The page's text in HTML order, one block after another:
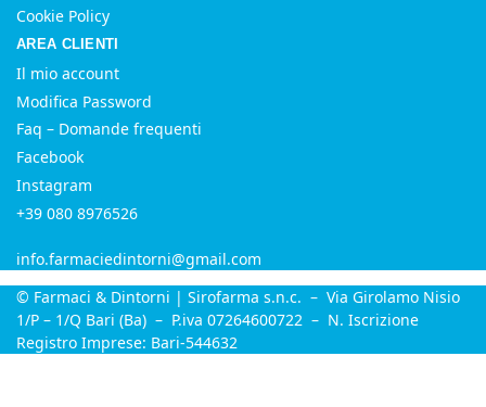
Cookie Policy
AREA CLIENTI
Il mio account
Modifica Password
Faq – Domande frequenti
Facebook
Instagram
+39 080 8976526
info.farmaciedintorni@gmail.com
© Farmaci & Dintorni | Sirofarma s.n.c. – Via Girolamo Nisio
1/P – 1/Q Bari (Ba) – P.iva 07264600722 – N. Iscrizione
Registro Imprese: Bari-544632